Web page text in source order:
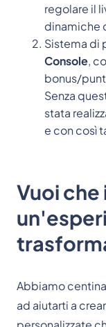
regolare il
dinamiche
Sistema di
Console,
bonus/
Senza
stata
e con così
Vuoi che
Abbiamo
ad aiutarti a